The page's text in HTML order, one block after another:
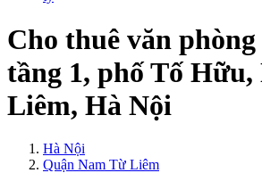
Cho thuê văn phòng
tầng 1, phố Tố
Liêm, Hà Nội
Hà Nội
Quận Nam Từ Liêm